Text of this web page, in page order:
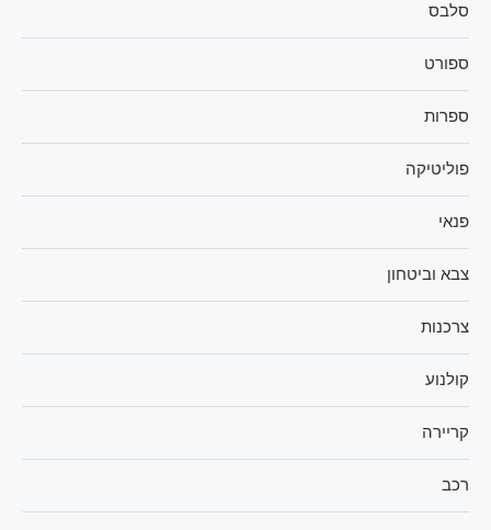
סלבס
ספורט
ספרות
פוליטיקה
פנאי
צבא וביטחון
צרכנות
קולנוע
קריירה
רכב